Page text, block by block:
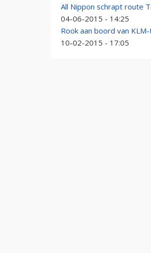
All Nippon schrapt route
04-06-2015 - 14:25
Rook aan boord van
10-02-2015 - 17:05